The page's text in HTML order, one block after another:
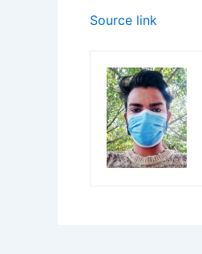
Source link